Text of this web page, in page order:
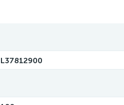
L37812900